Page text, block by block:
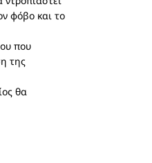
φόβο και το
που
της
θα